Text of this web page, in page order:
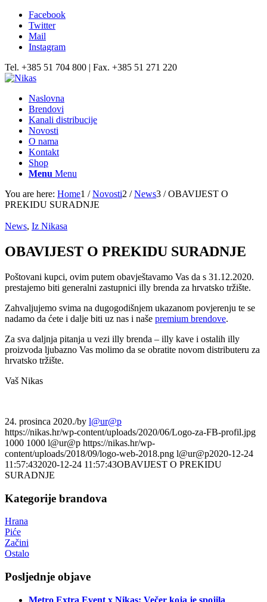
Facebook
Twitter
Mail
Instagram
Tel. +385 51 704 800 | Fax. +385 51 271 220
Naslovna
Brendovi
Kanali distribucije
Novosti
O nama
Kontakt
Shop
Menu Menu
You are here: Home1 / Novosti2 / News3 / OBAVIJEST O
PREKIDU SURADNJE
News, Iz Nikasa
OBAVIJEST O PREKIDU SURADNJE
Poštovani kupci, ovim putem obavještavamo Vas da s 31.12.2020.
prestajemo biti generalni zastupnici illy brenda za hrvatsko tržište.
Zahvaljujemo svima na dugogodišnjem ukazanom povjerenju te se
nadamo da ćete i dalje biti uz nas i naše premium brendove.
Za sva daljnja pitanja u vezi illy brenda – illy kave i ostalih illy
proizvoda ljubazno Vas molimo da se obratite novom distributeru za
hrvatsko tržište.
Vaš Nikas
24. prosinca 2020./by l@ur@p
https://nikas.hr/wp-content/uploads/2020/06/Logo-za-FB-profil.jpg
1000 1000 l@ur@p https://nikas.hr/wp-
content/uploads/2018/09/logo-web-2018.png l@ur@p2020-12-24
11:57:432020-12-24 11:57:43OBAVIJEST O PREKIDU
SURADNJE
Kategorije brandova
Hrana
Piće
Začini
Ostalo
Posljednje objave
Metro Extra Event x Nikas: Večer koja je spojila